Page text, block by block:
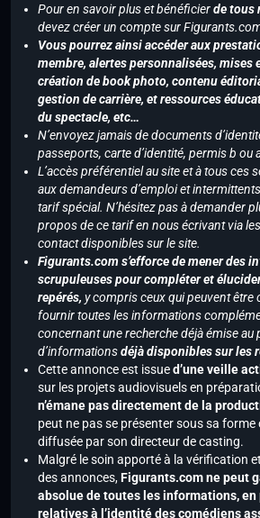
Pour en savoir plus et bénéficierde tous
devez créer un compte sur
Vous pourrez ainsi accéder aux
membre, alertes personnalisées, mises
création de book photo, contenu
gestion de carrière, et ressources
du spectacle, etc…
N’envoyez jamais de documents
passeports, carte d’identité, permis b ou
L’accès préférentiel au site et à tous ces
aux demandeurs d’emploi et
tarif spécial. N’hésitez pas à demander
propos de ce tarif en nous écrivant via
contact disponibles sur le site.
Figurants.com s’efforce de mener des
scrupuleuses pour compléter et
repérés, y compris ceux qui peuvent
fournir toutes les informations
concernant une recherche déjà émise au
d’informationsdéjà disponibles sur les
Cette annonce est issued’une veille
sur les projets audiovisuels en
n’émane pas directement de la
peut ne pas se présenter sous sa forme
diffusée par son directeur de casting.
Malgré le soin apporté à la vérification
des annonces,Figurants.com ne peut
absolue de toutes les informations,
relatives à l’identité des comédiens